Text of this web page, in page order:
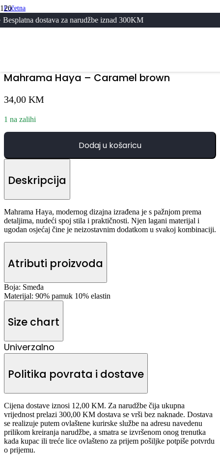
za narudžbe iznad 300KM
Početna
/
Svi Proizvodi
Mahrama Haya – Caramel brown
34,00 KM
1 na zalihi
Dodaj u košaricu
Deskripcija
Mahrama Haya, modernog dizajna izrađena je s pažnjom prema
detaljima, nudeći spoj stila i praktičnosti. Njen lagani materijal i
ugodan osjećaj čine je neizostavnim dodatkom u svakoj kombinaciji.
Atributi proizvoda
Boja: Smeđa
Materijal: 90% pamuk 10% elastin
Size chart
Univerzalno
Politika povrata i dostave
Cijena dostave iznosi 12,00 KM. Za narudžbe čija ukupna
vrijednost prelazi 300,00 KM dostava se vrši bez naknade. Dostava
se realizuje putem ovlaštene kurirske službe na adresu navedenu
prilikom kreiranja narudžbe, a smatra se izvršenom onog trenutka
kada kupac ili treće lice ovlašteno za prijem pošiljke potpiše potvrdu
o prijemu.